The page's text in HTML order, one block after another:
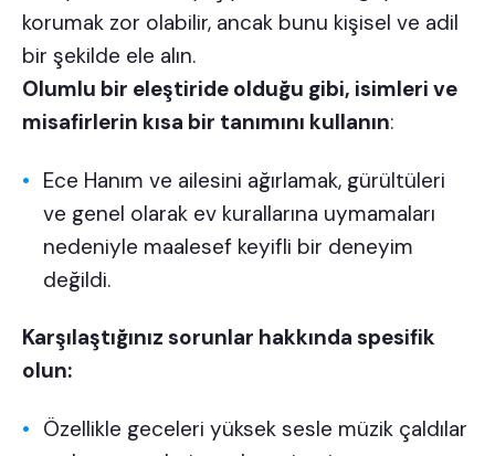
korumak zor olabilir, ancak bunu kişisel ve adil
bir şekilde ele alın.
Olumlu bir eleştiride olduğu gibi, isimleri ve
misafirlerin kısa bir tanımını kullanın:
Ece Hanım ve ailesini ağırlamak, gürültüleri
ve genel olarak ev kurallarına uymamaları
nedeniyle maalesef keyifli bir deneyim
değildi.
Karşılaştığınız sorunlar hakkında spesifik
olun:
Özellikle geceleri yüksek sesle müzik çaldılar